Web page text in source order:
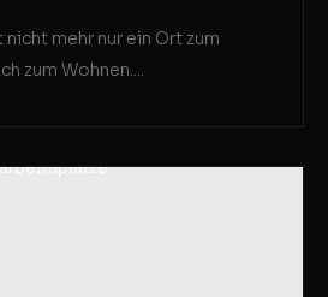
mehr nur ein Ort zum
zum Wohnen....